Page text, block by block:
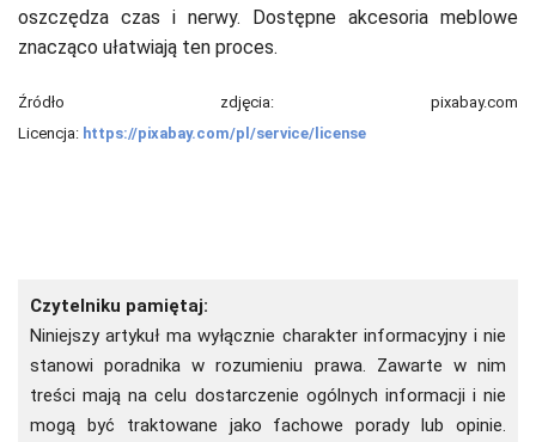
oszczędza czas i nerwy. Dostępne akcesoria meblowe
znacząco ułatwiają ten proces.
Źródło zdjęcia:
pixabay.com
Licencja: https://pixabay.com/pl/service/license
Czytelniku pamiętaj:
Niniejszy artykuł ma wyłącznie charakter informacyjny i nie
stanowi poradnika w rozumieniu prawa. Zawarte w nim
treści mają na celu dostarczenie ogólnych informacji i nie
mogą być traktowane jako fachowe porady lub opinie.